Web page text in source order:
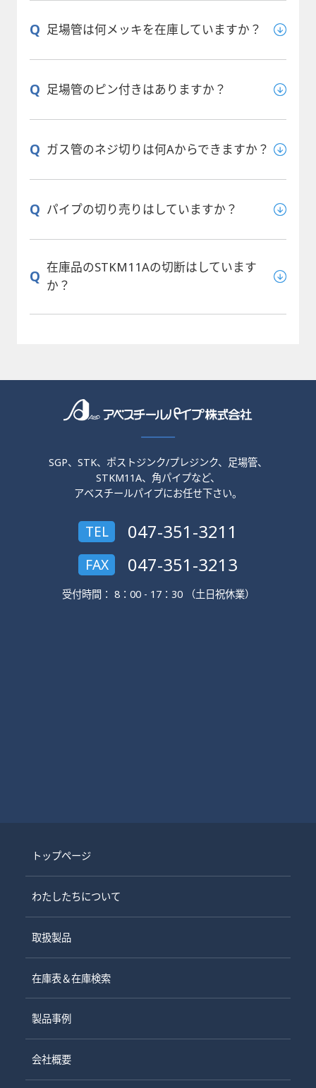
Q 足場管は何メッキを在庫していますか？
Q 足場管のピン付きはありますか？
Q ガス管のネジ切りは何Аからできますか？
Q パイプの切り売りはしていますか？
Q
在庫品のSTKM11Aの切断はしています
か？
SGP、STK、ポストジンク/プレジンク、足場管、
STKM11A、角パイプなど、
アベスチールパイプにお任せ下さい。
TEL 047-351-3211
FAX 047-351-3213
受付時間： 8：00 - 17：30 （土日祝休業）
トップページ
わたしたちについて
取扱製品
在庫表＆在庫検索
製品事例
会社概要